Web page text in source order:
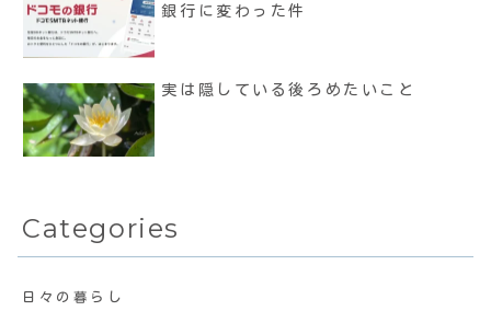
銀行に変わった件
実は隠している後ろめたいこと
Categories
日々の暮らし